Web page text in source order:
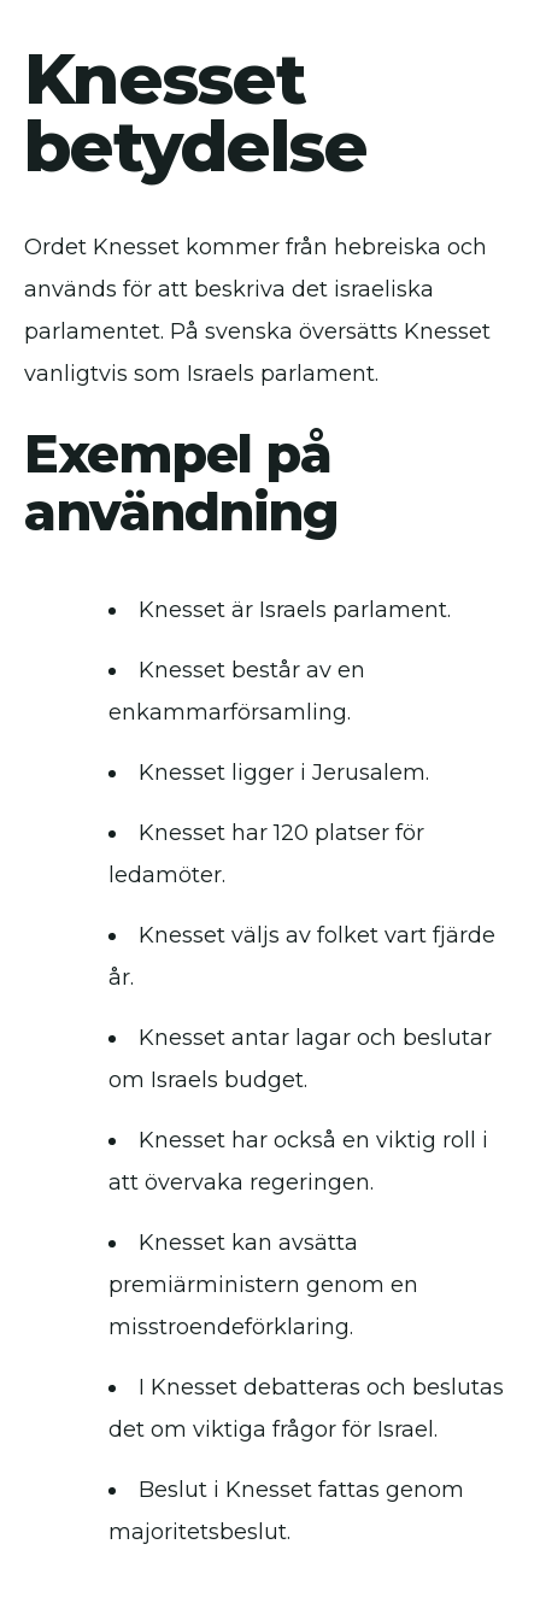
Knesset
betydelse
Ordet Knesset kommer från hebreiska och
används för att beskriva det israeliska
parlamentet. På svenska översätts Knesset
vanligtvis som Israels parlament.
Exempel på
användning
Knesset är Israels parlament.
Knesset består av en
enkammarförsamling.
Knesset ligger i Jerusalem.
Knesset har 120 platser för
ledamöter.
Knesset väljs av folket vart fjärde
år.
Knesset antar lagar och beslutar
om Israels budget.
Knesset har också en viktig roll i
att övervaka regeringen.
Knesset kan avsätta
premiärministern genom en
misstroendeförklaring.
I Knesset debatteras och beslutas
det om viktiga frågor för Israel.
Beslut i Knesset fattas genom
majoritetsbeslut.